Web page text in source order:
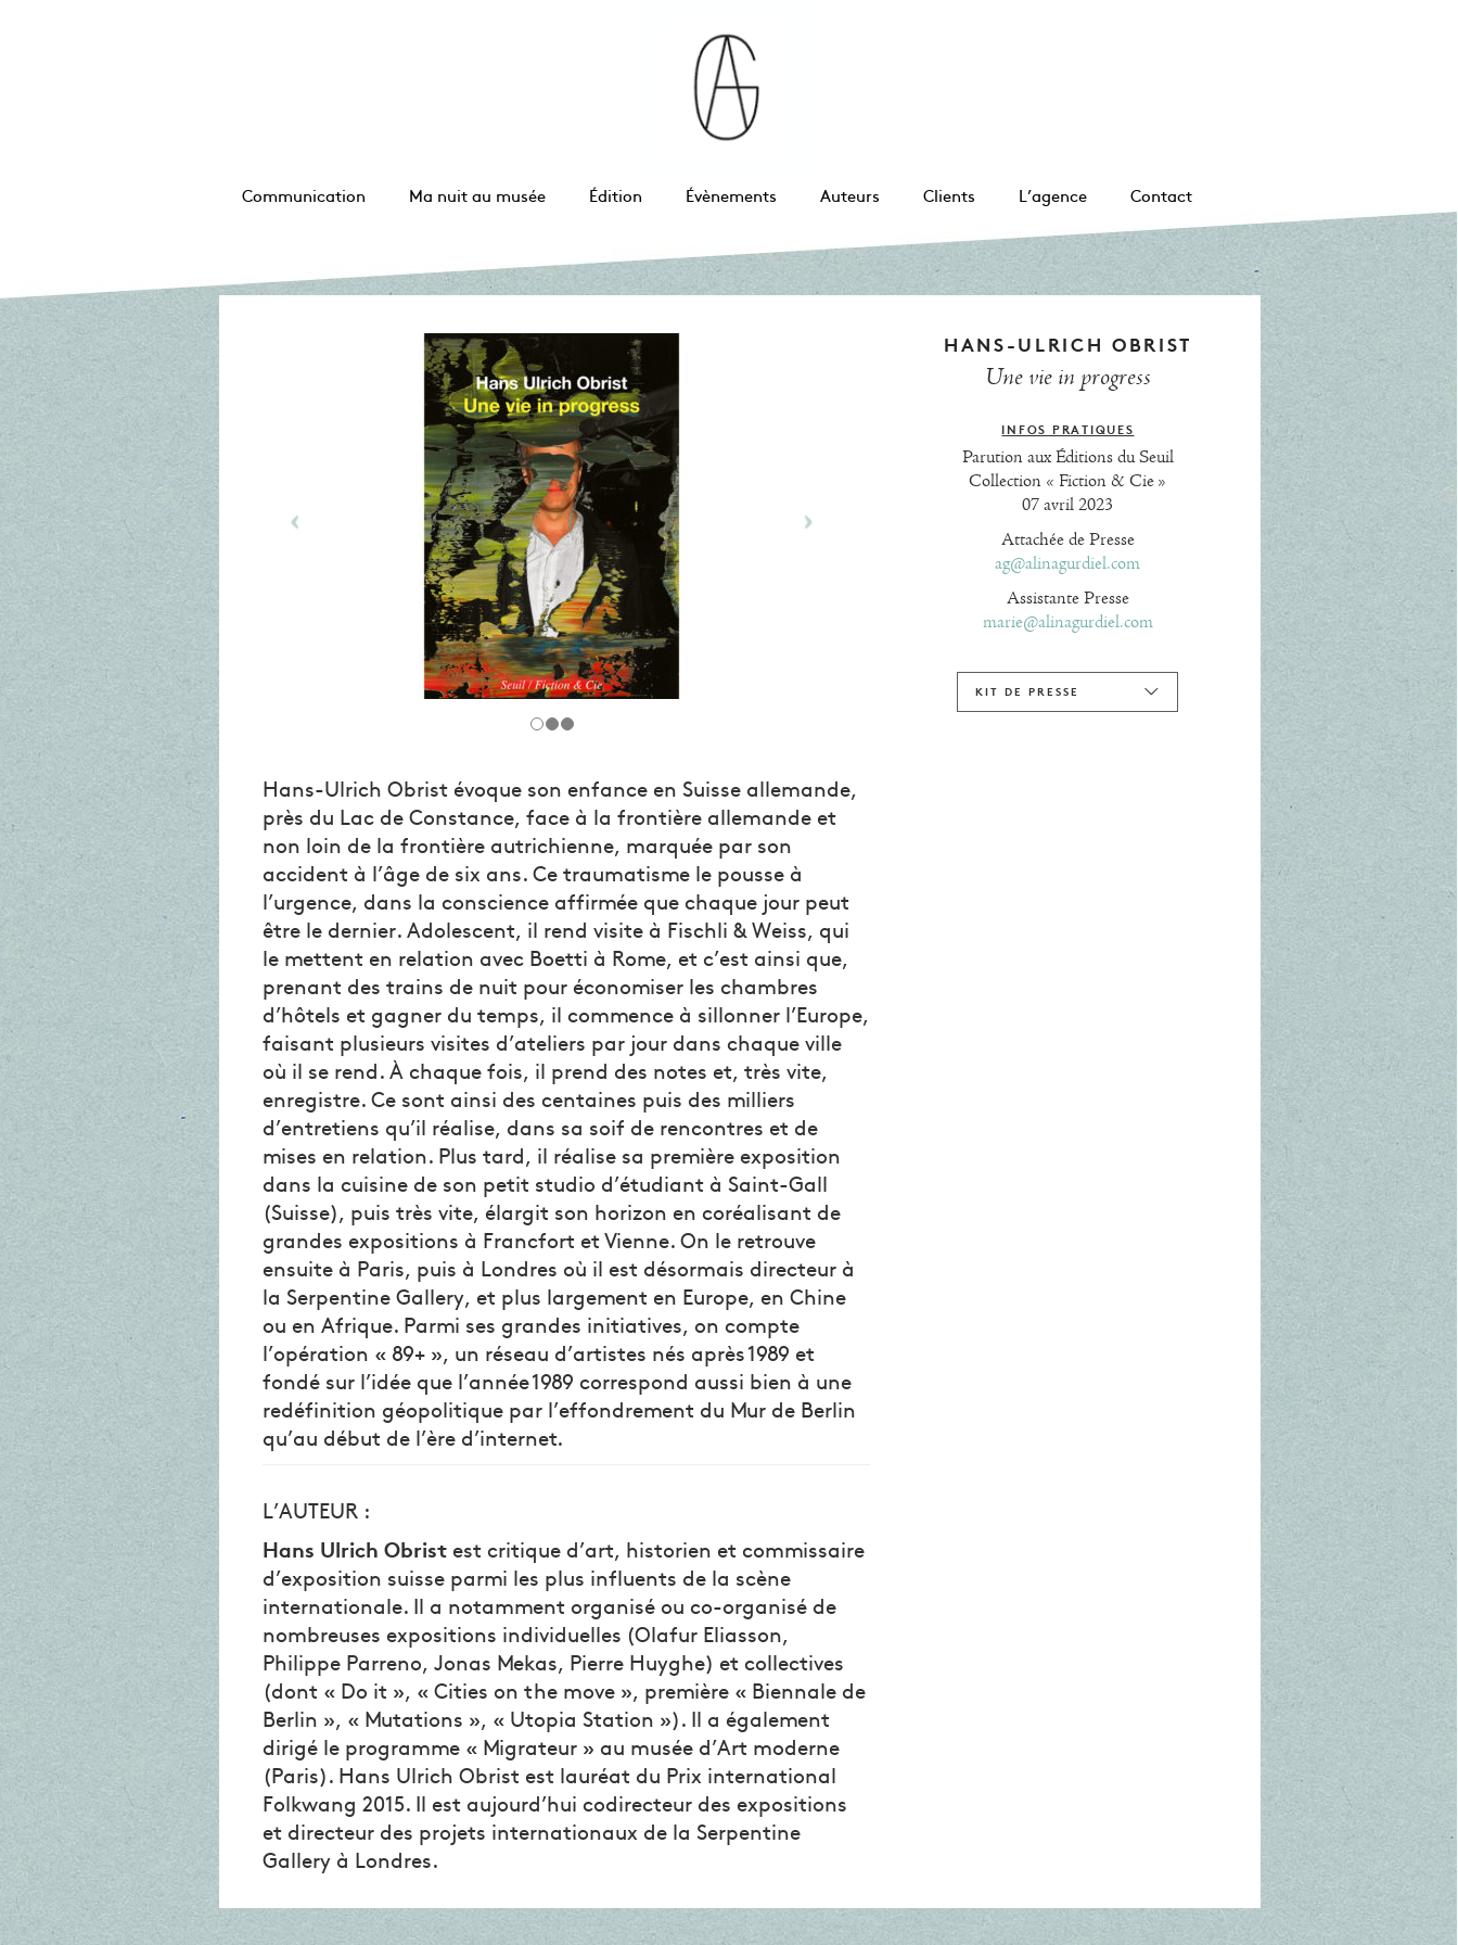
Communication Ma nuit au musée Édition Évènements Auteurs Clients L’agence Contact
Hans-Ulrich Obrist évoque son enfance en Suisse allemande,
près du Lac de Constance, face à la frontière allemande et
non loin de la frontière autrichienne, marquée par son
accident à l’âge de six ans. Ce traumatisme le pousse à
l’urgence, dans la conscience affirmée que chaque jour peut
être le dernier. Adolescent, il rend visite à Fischli & Weiss, qui
le mettent en relation avec Boetti à Rome, et c’est ainsi que,
prenant des trains de nuit pour économiser les chambres
d’hôtels et gagner du temps, il commence à sillonner l’Europe,
faisant plusieurs visites d’ateliers par jour dans chaque ville
où il se rend. À chaque fois, il prend des notes et, très vite,
enregistre. Ce sont ainsi des centaines puis des milliers
d’entretiens qu’il réalise, dans sa soif de rencontres et de
mises en relation. Plus tard, il réalise sa première exposition
dans la cuisine de son petit studio d’étudiant à Saint-Gall
(Suisse), puis très vite, élargit son horizon en coréalisant de
grandes expositions à Francfort et Vienne. On le retrouve
ensuite à Paris, puis à Londres où il est désormais directeur à
la Serpentine Gallery, et plus largement en Europe, en Chine
ou en Afrique. Parmi ses grandes initiatives, on compte
l’opération « 89+ », un réseau d’artistes nés après 1989 et
fondé sur l’idée que l’année 1989 correspond aussi bien à une
redéfinition géopolitique par l’effondrement du Mur de Berlin
qu’au début de l’ère d’internet.
L’AUTEUR :
Hans Ulrich Obrist est critique d’art, historien et commissaire
d’exposition suisse parmi les plus influents de la scène
internationale. Il a notamment organisé ou co-organisé de
nombreuses expositions individuelles (Olafur Eliasson,
Philippe Parreno, Jonas Mekas, Pierre Huyghe) et collectives
(dont « Do it », « Cities on the move », première « Biennale de
Berlin », « Mutations », « Utopia Station »). Il a également
dirigé le programme « Migrateur » au musée d’Art moderne
(Paris). Hans Ulrich Obrist est lauréat du Prix international
Folkwang 2015. Il est aujourd’hui codirecteur des expositions
et directeur des projets internationaux de la Serpentine
Gallery à Londres.
HANS-ULRICH OBRIST
Une vie in progress
INFOS PRATIQUES
Parution aux Éditions du Seuil
Collection « Fiction & Cie »
07 avril 2023
Attachée de Presse
ag@alinagurdiel.com
Assistante Presse
marie@alinagurdiel.com
KIT DE PRESSE